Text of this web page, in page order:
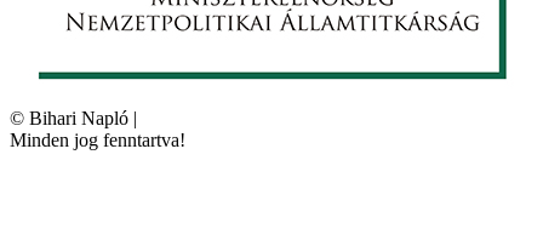
© Bihari Napló |
Minden jog fenntartva!